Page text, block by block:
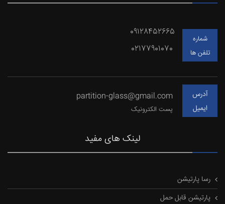
شماره
تلفن ها
09128452665
آدرس
ایمیل
پست الکترونیک
لینک های مفید
رسا پارتیشن
پارتیشن قابل حمل